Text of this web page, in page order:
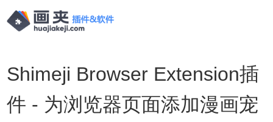
Shimeji Browser Extension插
件 - 为浏览器页面添加漫画宠